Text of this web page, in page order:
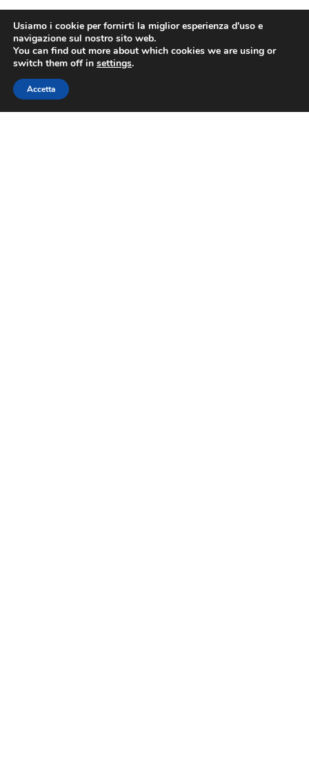
Usiamo i cookie per fornirti la miglior esperienza d'uso e
navigazione sul nostro sito web.
You can find out more about which cookies we are using or
switch them off in settings.
Accetta